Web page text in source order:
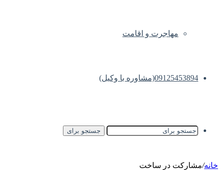
مهاجرت و اقامت
09125453894(مشاوره با وکیل)
جستجو برای
خانه/مشارکت در ساخت